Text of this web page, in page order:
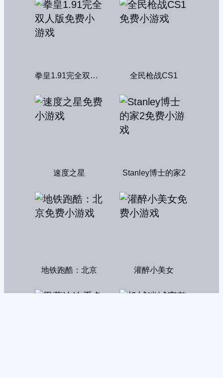
拳皇1.91完全双人版 全民枪战CS1
速度之星 Stanley博士的家2
地铁跑酷：北京 灌醉小美女